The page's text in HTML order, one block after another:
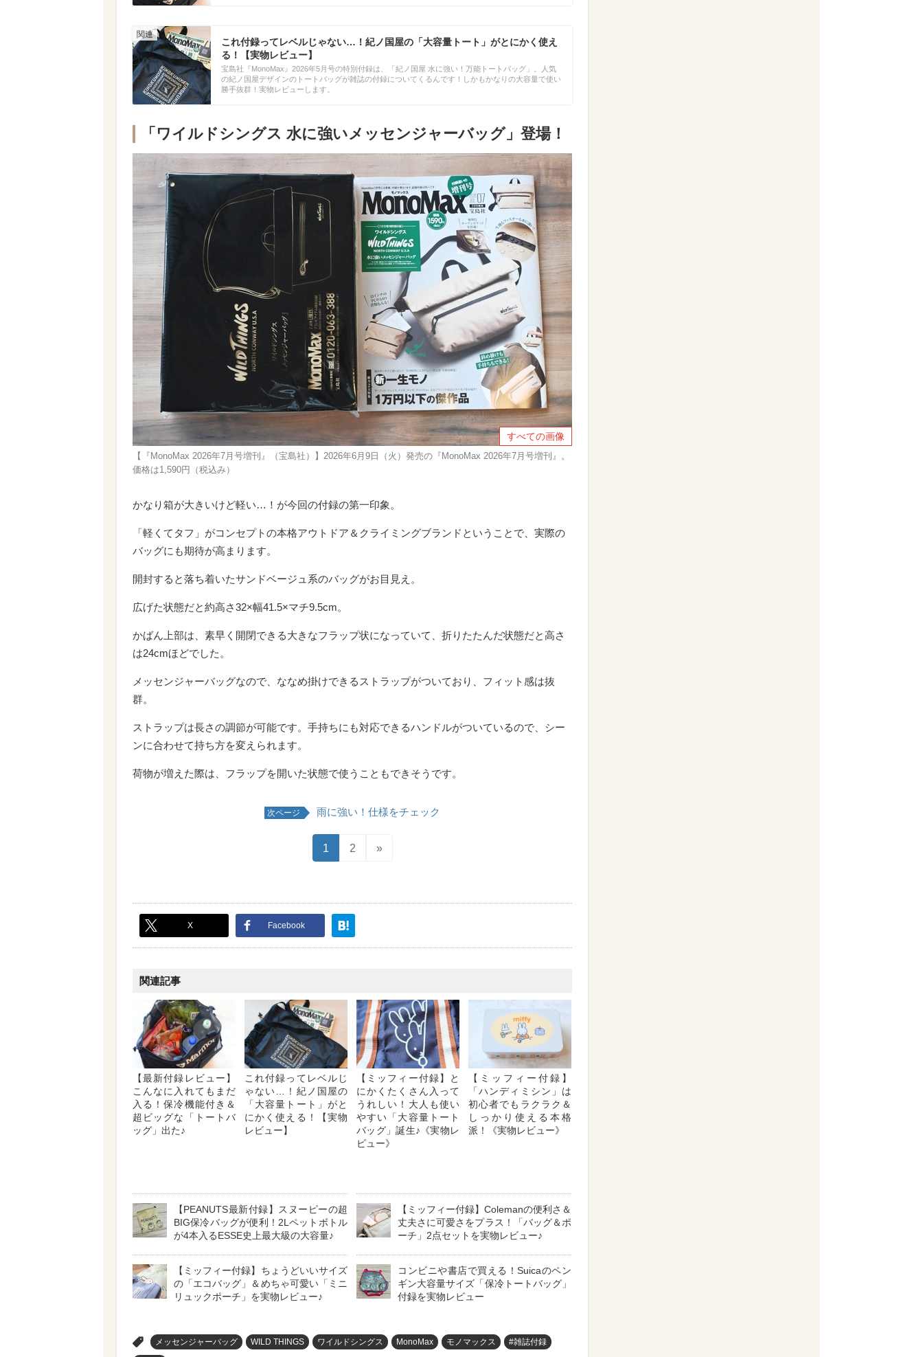
これ付録ってレベルじゃない…！紀ノ国屋の「大容量トート」がとにかく使え
る！【実物レビュー】
宝島社『MonoMax』2026年5月号の特別付録は、「紀ノ国屋 水に強い！万能トートバッグ」。人気
の紀ノ国屋デザインのトートバッグが雑誌の付録についてくるんです！しかもかなりの大容量で使い
勝手抜群！実物レビューします。
「ワイルドシングス 水に強いメッセンジャーバッグ」登場！
すべての画像
【『MonoMax 2026年7月号増刊』（宝島社）】2026年6月9日（火）発売の『MonoMax 2026年7月号増刊』。
価格は1,590円（税込み）
かなり箱が大きいけど軽い…！が今回の付録の第一印象。
「軽くてタフ」がコンセプトの本格アウトドア＆クライミングブランドということで、実際の
バッグにも期待が高まります。
開封すると落ち着いたサンドベージュ系のバッグがお目見え。
広げた状態だと約高さ32×幅41.5×マチ9.5cm。
かばん上部は、素早く開閉できる大きなフラップ状になっていて、折りたたんだ状態だと高さ
は24cmほどでした。
メッセンジャーバッグなので、ななめ掛けできるストラップがついており、フィット感は抜
群。
ストラップは長さの調節が可能です。手持ちにも対応できるハンドルがついているので、シー
ンに合わせて持ち方を変えられます。
荷物が増えた際は、フラップを開いた状態で使うこともできそうです。
次ページ 雨に強い！仕様をチェック
1 2 »
X Facebook
関連記事
【最新付録レビュー】
こんなに入れてもまだ
入る！保冷機能付き＆
超ビッグな「トートバ
ッグ」出た♪
これ付録ってレベルじ
ゃない…！紀ノ国屋の
「大容量トート」がと
にかく使える！【実物
レビュー】
【ミッフィー付録】と
にかくたくさん入って
うれしい！大人も使い
やすい「大容量トート
バッグ」誕生♪《実物レ
ビュー》
【ミッフィー付録】
「ハンディミシン」は
初心者でもラクラク＆
しっかり使える本格
派！《実物レビュー》
【PEANUTS最新付録】スヌーピーの超
BIG保冷バッグが便利！2Lペットボトル
が4本入るESSE史上最大級の大容量♪
【ミッフィー付録】Colemanの便利さ＆
丈夫さに可愛さをプラス！「バッグ＆ポ
ーチ」2点セットを実物レビュー♪
【ミッフィー付録】ちょうどいいサイズ
の「エコバッグ」＆めちゃ可愛い「ミニ
リュックポーチ」を実物レビュー♪
コンビニや書店で買える！Suicaのペン
ギン大容量サイズ「保冷トートバッグ」
付録を実物レビュー
メッセンジャーバッグ WILD THINGS ワイルドシングス MonoMax モノマックス #雑誌付録